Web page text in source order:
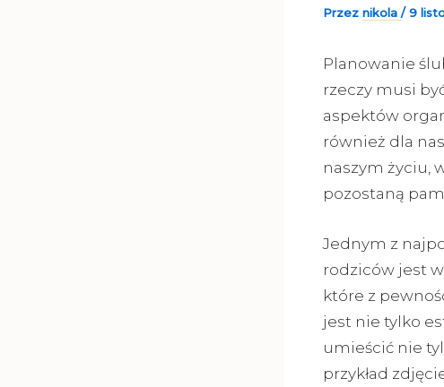
Przez nikola /9
Planowanie
rzeczy musi
aspektów
również dla
naszym życiu,
pozostaną
Jednym z
rodziców jest
które z
jest nie tylko
umieścić nie
przykład